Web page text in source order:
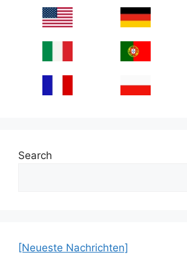
Search
[Neueste Nachrichten]